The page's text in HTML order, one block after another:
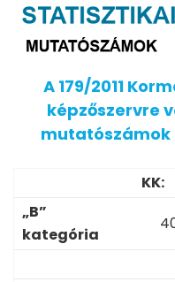
A 179/2011
képzőszervre
mutatószámok
KK:
„B”
kategória